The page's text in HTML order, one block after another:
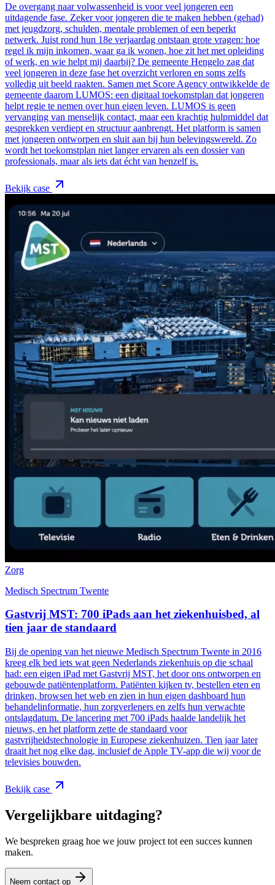
De overgang naar volwassenheid is voor veel jongeren een
uitdagende fase. Zeker voor jongeren die te maken hebben (gehad)
met jeugdzorg, schulden, mentale problemen of een beperkt
netwerk. Juist rond hun 18e verjaardag ontstaan grote vragen: hoe
regel ik mijn inkomen, waar ga ik wonen, hoe zit het met opleiding
of werk, en wie helpt mij daarbij? De gemeente Hengelo zag dat
veel jongeren in deze fase het overzicht verloren en soms zelfs
volledig uit beeld raakten. Samen met Score Agency ontwikkelde de
gemeente daarom LUMOS: een digitaal toekomstplan dat jongeren
helpt regie te nemen over hun eigen leven. LUMOS is geen
vervanging van menselijk contact, maar een krachtig hulpmiddel dat
gesprekken verdiept en structuur aanbrengt. Het platform is samen
met jongeren ontworpen en sluit aan bij hun belevingswereld. Zo
wordt het toekomstplan niet langer ervaren als een dossier van
professionals, maar als iets dat écht van henzelf is.
Bekijk case
Zorg
Medisch Spectrum Twente
Gastvrij MST: 700 iPads aan het ziekenhuisbed, al
tien jaar de standaard
Bij de opening van het nieuwe Medisch Spectrum Twente in 2016
kreeg elk bed iets wat geen Nederlands ziekenhuis op die schaal
had: een eigen iPad met Gastvrij MST, het door ons ontworpen en
gebouwde patiëntenplatform. Patiënten kijken tv, bestellen eten en
drinken, browsen het web en zien in hun eigen dashboard hun
behandelinformatie, hun zorgverleners en zelfs hun verwachte
ontslagdatum. De lancering met 700 iPads haalde landelijk het
nieuws, en het platform zette de standaard voor
gastvrijheidstechnologie in Europese ziekenhuizen. Tien jaar later
draait het nog elke dag, inclusief de Apple TV-app die wij voor de
televisies bouwden.
Bekijk case
Vergelijkbare uitdaging?
We bespreken graag hoe we jouw project tot een succes kunnen
maken.
Neem contact op